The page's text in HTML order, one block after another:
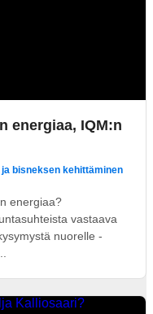
energiaa, IQM:n
bisneksen kehittäminen
energiaa?
vastaava
nuorelle -